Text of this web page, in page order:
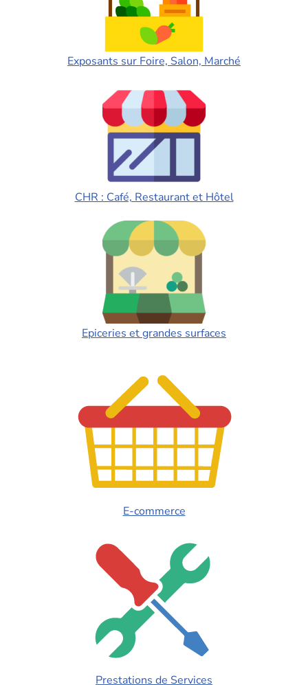
Exposants sur Foire, Salon, Marché
CHR : Café, Restaurant et Hôtel
Epiceries et grandes surfaces
E-commerce
Prestations de Services